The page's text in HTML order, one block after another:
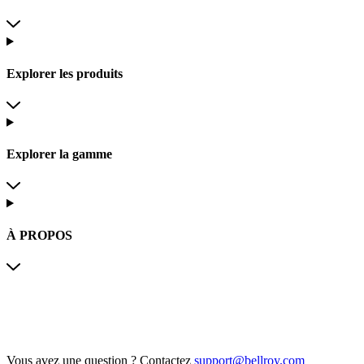
Explorer les produits
Explorer la gamme
À PROPOS
Vous avez une question ? Contactez support@bellroy.com